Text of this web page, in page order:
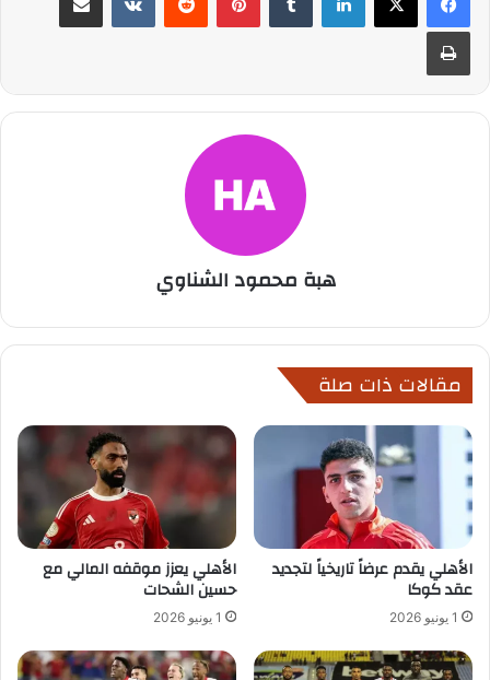
طباعة
هبة محمود الشناوي
مقالات ذات صلة
الأهلي يقدم عرضاً تاريخياً لتجديد
عقد كوكا
1 يونيو 2026
الأهلي يعزز موقفه المالي مع
حسين الشحات
1 يونيو 2026